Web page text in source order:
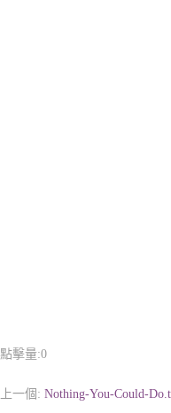
點擊量:0
上一個: Nothing-You-Could-